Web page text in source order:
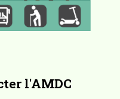
l'AMDC